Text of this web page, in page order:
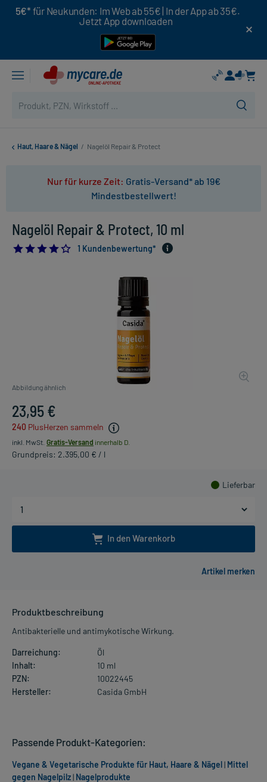
5€* für Neukunden: Im Web ab 55€ | In der App ab 35€.
Jetzt App downloaden
Haut, Haare & Nägel / Nagelöl Repair & Protect
Nur für kurze Zeit: Gratis-Versand* ab 19€
Mindestbestellwert!
Nagelöl Repair & Protect, 10 ml
4.0
1 Kundenbewertung*
Abbildung ähnlich
23,95 €
240 PlusHerzen sammeln
inkl. MwSt. Gratis-Versand innerhalb D.
Grundpreis: 2.395,00 € / l
Lieferbar
In den Warenkorb
Produktbeschreibung
Antibakterielle und antimykotische Wirkung.
Darreichung:
Öl
Inhalt:
10 ml
PZN:
10022445
Hersteller:
Casida GmbH
Passende Produkt-Kategorien:
Vegane & Vegetarische Produkte für Haut, Haare & Nägel| Mittel
gegen Nagelpilz| Nagelprodukte